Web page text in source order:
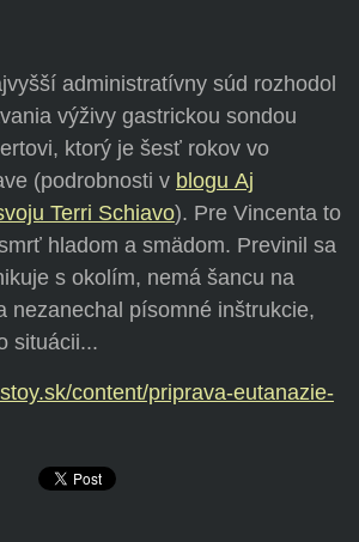
administratívny súd rozhodol
výživy gastrickou sondou
ktorý je šesť rokov vo
(podrobnosti v blogu Aj
Terri Schiavo). Pre Vincenta to
hladom a smädom. Previnil sa
s okolím, nemá šancu na
nezanechal písomné inštrukcie,
situácii...
content/priprava-eutanazie-